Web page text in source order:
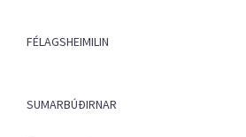
FÉLAGSHEIMILIN
SUMARBÚÐIRNAR